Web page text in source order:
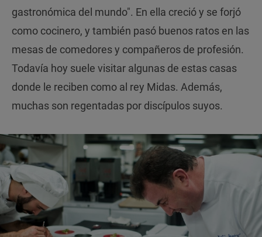
gastronómica del mundo". En ella creció y se forjó
como cocinero, y también pasó buenos ratos en las
mesas de comedores y compañeros de profesión.
Todavía hoy suele visitar algunas de estas casas
donde le reciben como al rey Midas. Además,
muchas son regentadas por discípulos suyos.